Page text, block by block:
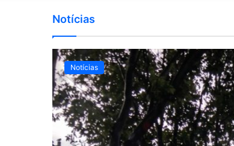
Notícias
Notícias